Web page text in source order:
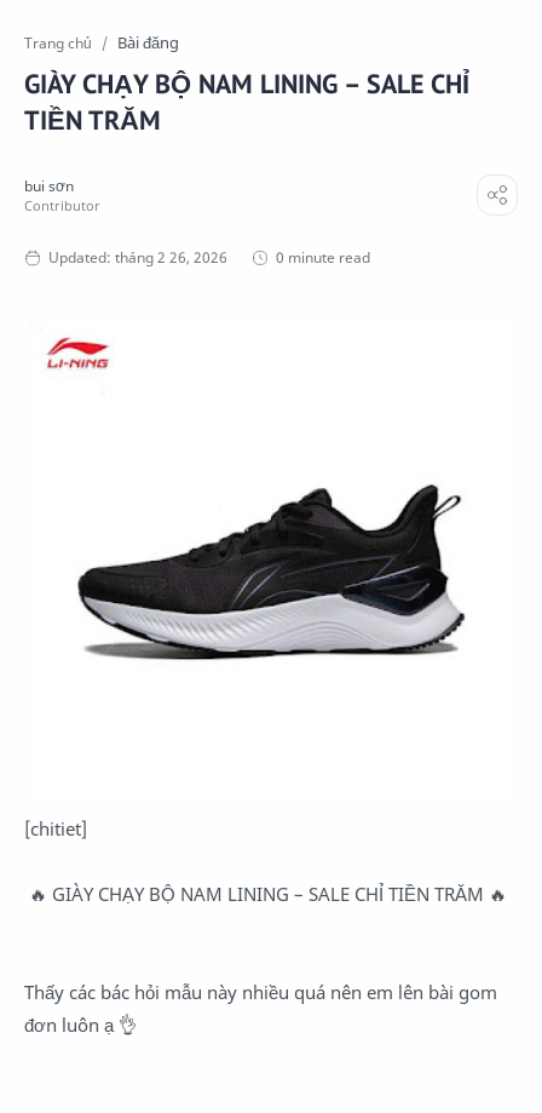
Trang chủ Bài đăng
GIÀY CHẠY BỘ NAM LINING – SALE CHỈ
TIỀN TRĂM
0 minute read
[chitiet]
🔥 GIÀY CHẠY BỘ NAM LINING – SALE CHỈ TIỀN TRĂM 🔥
Thấy các bác hỏi mẫu này nhiều quá nên em lên bài gom
đơn luôn ạ 👌